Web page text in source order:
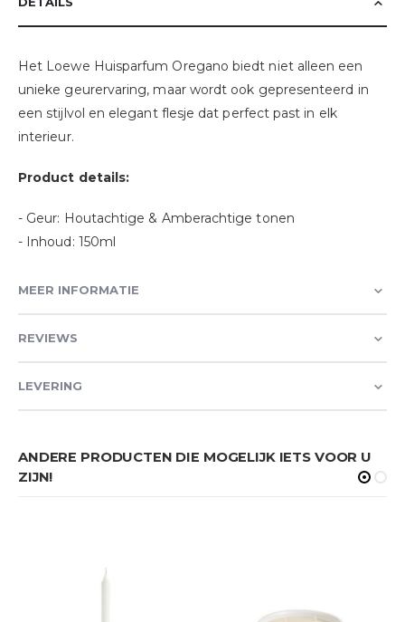
Het Loewe Huisparfum Oregano biedt niet alleen een
unieke geurervaring, maar wordt ook gepresenteerd in
een stijlvol en elegant flesje dat perfect past in elk
interieur.
Product details:
- Geur: Houtachtige & Amberachtige tonen
- Inhoud: 150ml
MEER INFORMATIE
REVIEWS
LEVERING
ANDERE PRODUCTEN DIE MOGELIJK IETS VOOR U
ZIJN!